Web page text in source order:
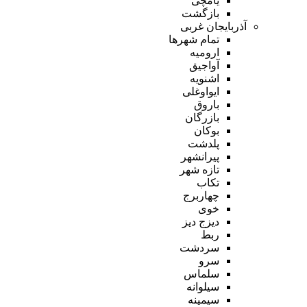
بازگشت
آذربایجان غربی
تمام شهر‌ها
ارومیه
آواجیق
اشنویه
ایواوغلی
باروق
بازرگان
بوکان
پلدشت
پیرانشهر
تازه شهر
تکاب
چهاربرج
خوی
دیزج دیز
ربط
سردشت
سرو
سلماس
سیلوانه
سیمینه